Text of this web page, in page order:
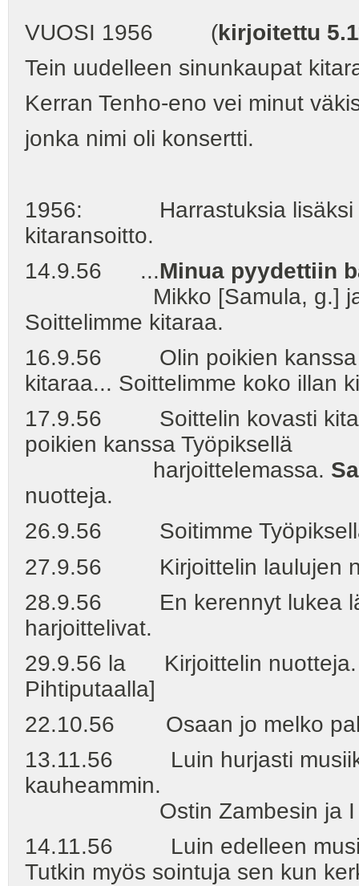
VUOSI 1956 (kirjoitettu
Tein uudelleen sinunkaupat
Kerran Tenho‑eno vei minut
jonka nimi oli konsertti.
1956: Harrastuksia lisäksi
kitaransoitto.
14.9.56 ...Minua pyydettiin
Mikko [Samula, g.] ja
Soittelimme kitaraa.
16.9.56 Olin poikien kanssa
kitaraa... Soittelimme koko illan
17.9.56 Soittelin kovasti
poikien kanssa Työpiksellä
harjoittelemassa.
nuotteja.
26.9.56 Soitimme
27.9.56 Kirjoittelin laulujen
28.9.56 En kerennyt lukea
harjoittelivat.
29.9.56 la Kirjoittelin
Pihtiputaalla]
22.10.56 Osaan jo melko
13.11.56 Luin hurjasti
kauheammin.
Ostin Zambesin ja I
14.11.56 Luin edelleen
Tutkin myös sointuja sen kun